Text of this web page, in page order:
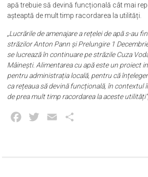
apă trebuie să devină funcțională cât mai
așteaptă de mult timp racordarea la utilități.
„Lucrările de amenajare a rețelei de apă s-au
străzilor Anton Pann și Prelungire 1
se lucrează în continuare pe străzile Cuza
Mâinești. Alimentarea cu apă este un proiect
pentru administrația locală, pentru că
ca rețeaua să devină funcțională, în contextul
de prea mult timp racordarea la aceste utilități”
Facebook
Twitter Email